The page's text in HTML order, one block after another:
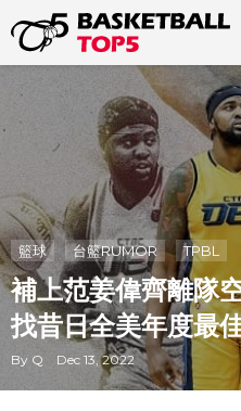
籃球 台籃RUMOR TPBL
補上范姜偉齊離隊
找昔日全美年度最
By Q Dec 13, 2022